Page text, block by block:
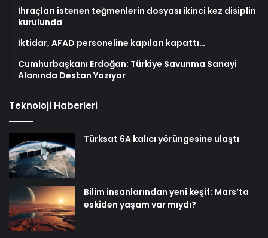
İhraçları istenen teğmenlerin dosyası ikinci kez disiplin
kurulunda
İktidar, AFAD personeline kapıları kapattı…
Cumhurbaşkanı Erdoğan: Türkiye Savunma Sanayi
Alanında Destan Yazıyor
Teknoloji Haberleri
Türksat 6A kalıcı yörüngesine ulaştı
Bilim insanlarından yeni keşif: Mars’ta
eskiden yaşam var mıydı?